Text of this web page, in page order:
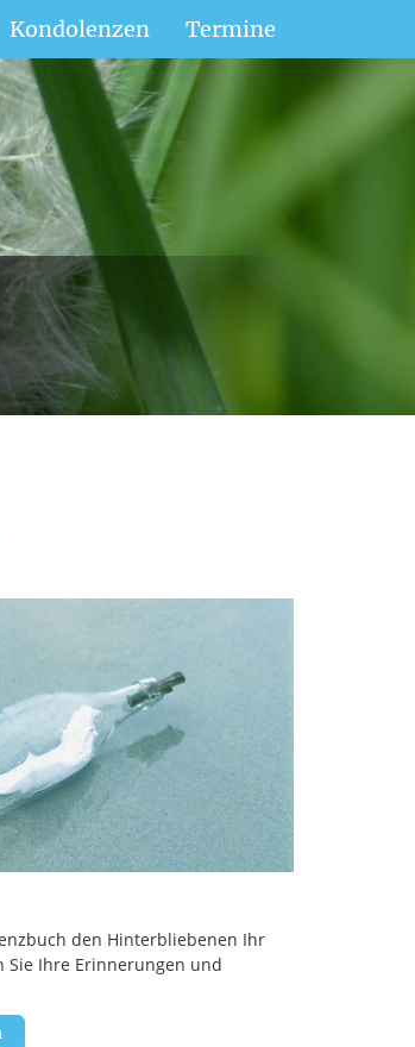
Kondolenzen Termine
den Hinterbliebenen Ihr
Ihre Erinnerungen und